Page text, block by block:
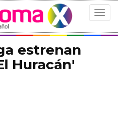
Toggle
estrenan
Huracán'